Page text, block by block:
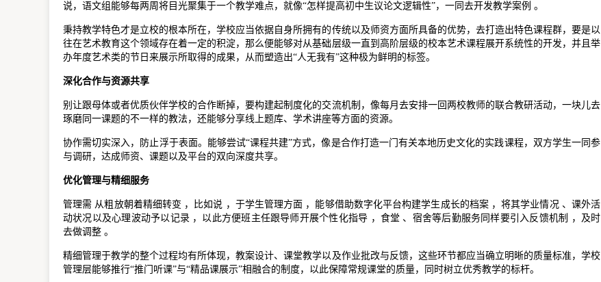
说，语文组能够每两周将目光聚集于一个教学难点，就像“怎样提高初中生议论文逻辑性”，一同去开发教学案例 。
秉持教学特色才是立校的根本所在，学校应当依据自身所拥有的传统以及师资方面所具备的优势，去打造出特色课程群，要是以
往在艺术教育这个领域存在着一定的积淀，那么便能够对从基础层级一直到高阶层级的校本艺术课程展开系统性的开发，并且举
办年度艺术类的节日来展示所取得的成果，从而塑造出“人无我有”这种极为鲜明的标签。
深化合作与资源共享
别让跟母体或者优质伙伴学校的合作断掉，要构建起制度化的交流机制，像每月去安排一回两校教师的联合教研活动，一块儿去
琢磨同一课题的不一样的教法，还能够分享线上题库、学术讲座等方面的资源。
协作需切实深入，防止浮于表面。能够尝试“课程共建”方式，像是合作打造一门有关本地历史文化的实践课程，双方学生一同参
与调研，达成师资、课题以及平台的双向深度共享。
优化管理与精细服务
管理需 从粗放朝着精细转变 ，比如说 ，于学生管理方面 ，能够借助数字化平台构建学生成长的档案 ，将其学业情况 、课外活
动状况以及心理波动予以记录 ，以此方便班主任跟导师开展个性化指导 ，食堂 、宿舍等后勤服务同样要引入反馈机制 ，及时
去做调整 。
精细管理于教学的整个过程均有所体现，教案设计、课堂教学以及作业批改与反馈，这些环节都应当确立明晰的质量标准，学校
管理层能够推行“推门听课”与“精品课展示”相融合的制度，以此保障常规课堂的质量，同时树立优秀教学的标杆。